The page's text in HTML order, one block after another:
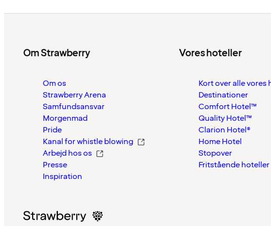
Om Strawberry
Om os
Strawberry Arena
Samfundsansvar
Morgenmad
Pride
Kanal for whistle blowing
Arbejd hos os
Presse
Inspiration
Vores hoteller
Kort over alle vores
Destinationer
Comfort Hotel™
Quality Hotel™
Clarion Hotel®
Home Hotel
Stopover
Fritstående hoteller